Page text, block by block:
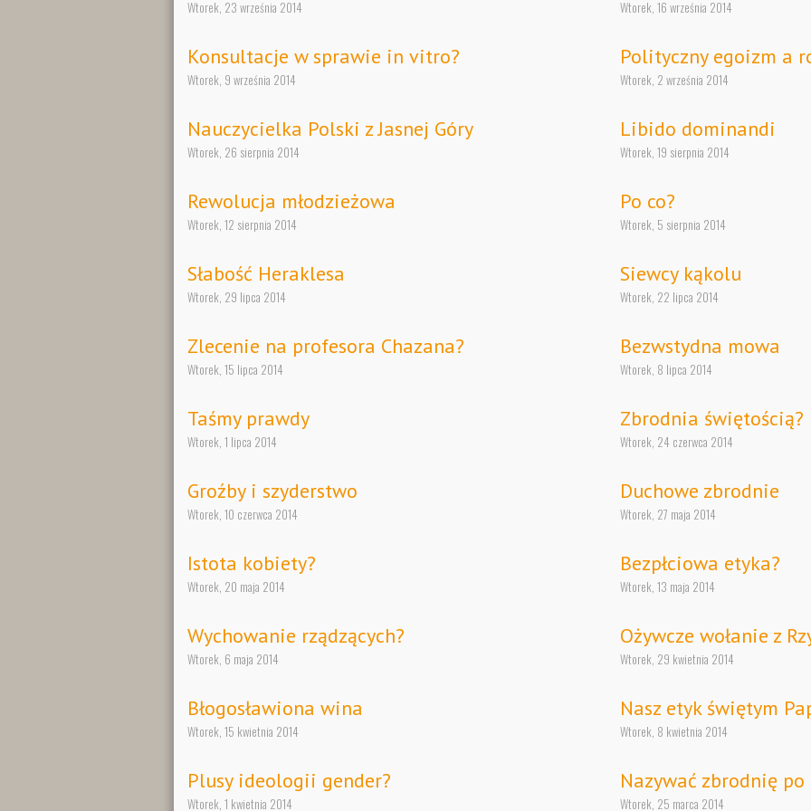
Wtorek, 23 września 2014 Wtorek, 16 września 2014
Konsultacje w sprawie in vitro?
Wtorek, 9 września 2014
Polityczny egoizm a
Wtorek, 2 września 2014
Nauczycielka Polski z Jasnej Góry
Wtorek, 26 sierpnia 2014
Libido dominandi
Wtorek, 19 sierpnia 2014
Rewolucja młodzieżowa
Wtorek, 12 sierpnia 2014
Po co?
Wtorek, 5 sierpnia 2014
Słabość Heraklesa
Wtorek, 29 lipca 2014
Siewcy kąkolu
Wtorek, 22 lipca 2014
Zlecenie na profesora Chazana?
Wtorek, 15 lipca 2014
Bezwstydna mowa
Wtorek, 8 lipca 2014
Taśmy prawdy
Wtorek, 1 lipca 2014
Zbrodnia świętością?
Wtorek, 24 czerwca 2014
Groźby i szyderstwo
Wtorek, 10 czerwca 2014
Duchowe zbrodnie
Wtorek, 27 maja 2014
Istota kobiety?
Wtorek, 20 maja 2014
Bezpłciowa etyka?
Wtorek, 13 maja 2014
Wychowanie rządzących?
Wtorek, 6 maja 2014
Ożywcze wołanie z
Wtorek, 29 kwietnia 2014
Błogosławiona wina
Wtorek, 15 kwietnia 2014
Nasz etyk świętym
Wtorek, 8 kwietnia 2014
Plusy ideologii gender?
Wtorek, 1 kwietnia 2014
Nazywać zbrodnię
Wtorek, 25 marca 2014